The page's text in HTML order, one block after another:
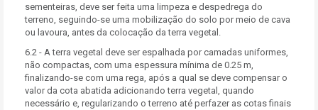
sementeiras, deve ser feita uma limpeza e despedrega do
terreno, seguindo-se uma mobilização do solo por meio de cava
ou lavoura, antes da colocação da terra vegetal.
6.2 - A terra vegetal deve ser espalhada por camadas uniformes,
não compactas, com uma espessura mínima de 0.25 m,
finalizando-se com uma rega, após a qual se deve compensar o
valor da cota abatida adicionando terra vegetal, quando
necessário e, regularizando o terreno até perfazer as cotas finais